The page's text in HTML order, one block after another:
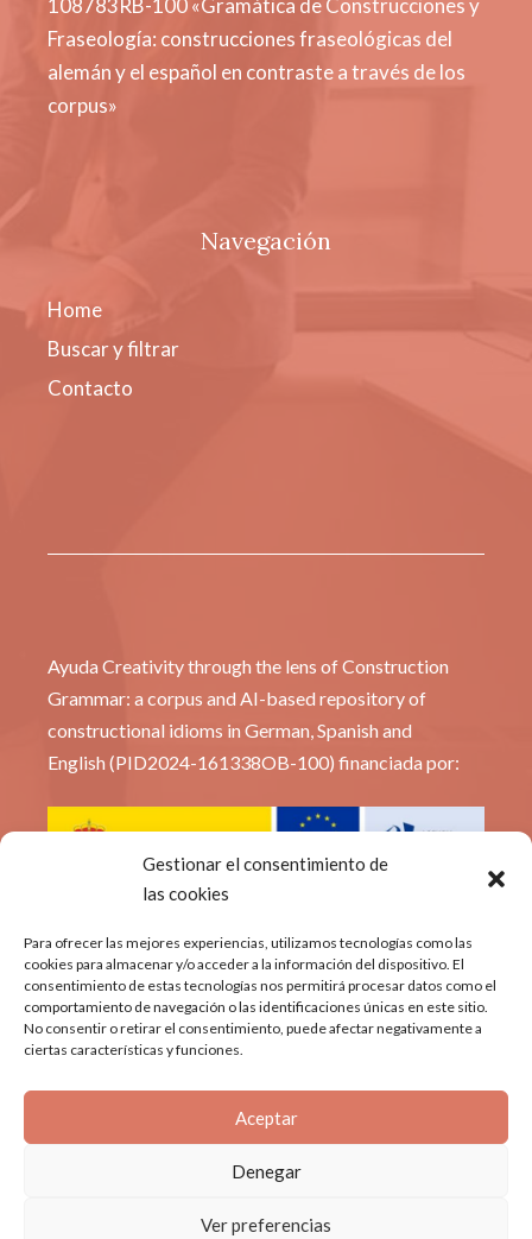
Gestionar el consentimiento de
las cookies
Para ofrecer las mejores experiencias, utilizamos tecnologías como las
cookies para almacenar y/o acceder a la información del dispositivo. El
consentimiento de estas tecnologías nos permitirá procesar datos como el
comportamiento de navegación o las identificaciones únicas en este sitio.
No consentir o retirar el consentimiento, puede afectar negativamente a
ciertas características y funciones.
Aceptar
Denegar
Ver preferencias
108783RB-100 «Gramática de Construcciones y
Fraseología: construcciones fraseológicas del
alemán y el español en contraste a través de los
corpus»
Navegación
Home
Buscar y filtrar
Contacto
Ayuda Creativity through the lens of Construction
Grammar: a corpus and AI-based repository of
constructional idioms in German, Spanish and
English (PID2024-161338OB-100) financiada por:
© Constridioms
Política de privacidad
Aviso Legal